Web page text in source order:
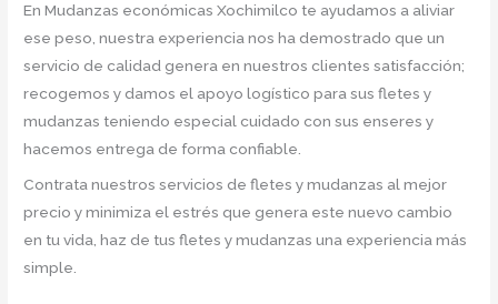
En Mudanzas económicas Xochimilco te ayudamos a aliviar
ese peso, nuestra experiencia nos ha demostrado que un
servicio de calidad genera en nuestros clientes satisfacción;
recogemos y damos el apoyo logístico para sus fletes y
mudanzas teniendo especial cuidado con sus enseres y
hacemos entrega de forma confiable.
Contrata nuestros servicios de fletes y mudanzas al mejor
precio y minimiza el estrés que genera este nuevo cambio
en tu vida, haz de tus fletes y mudanzas una experiencia más
simple.